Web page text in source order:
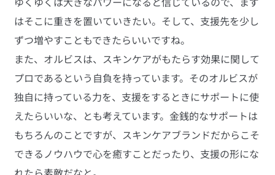
はそこに重きを置いていきたい。そして、支援先を少し
ずつ増やすこともできたらいいですね。
また、オルビスは、スキンケアがもたらす効果に関して
プロであるという自負を持っています。そのオルビスが
独自に持っている力を、支援をするときにサポートに使
えたらいいな、とも考えています。金銭的なサポートは
もちろんのことですが、スキンケアブランドだからこそ
できるノウハウで心を癒すことだったり、支援の形にな